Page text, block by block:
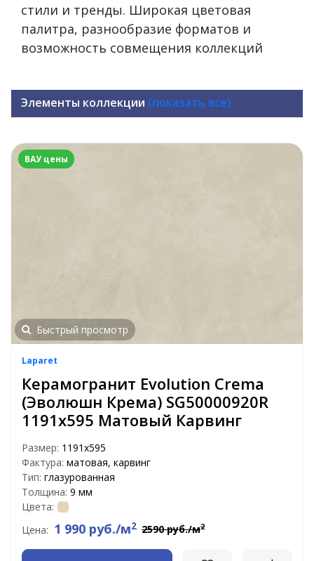
стили и тренды. Широкая цветовая
палитра, разнообразие форматов и
возможность совмещения коллекций
Элементы коллекции (показать все)
ВАУ цены
Быстрый просмотр
Laparet
Керамогранит Evolution Crema
(Эволюшн Крема) SG50000920R
1191x595 Матовый Карвинг
Размер: 1191x595
Фактура: матовая, карвинг
Тип: глазурованная
Толщина: 9 мм
Цвета:
Цена: 1 990 руб./м2 2590 руб./м2